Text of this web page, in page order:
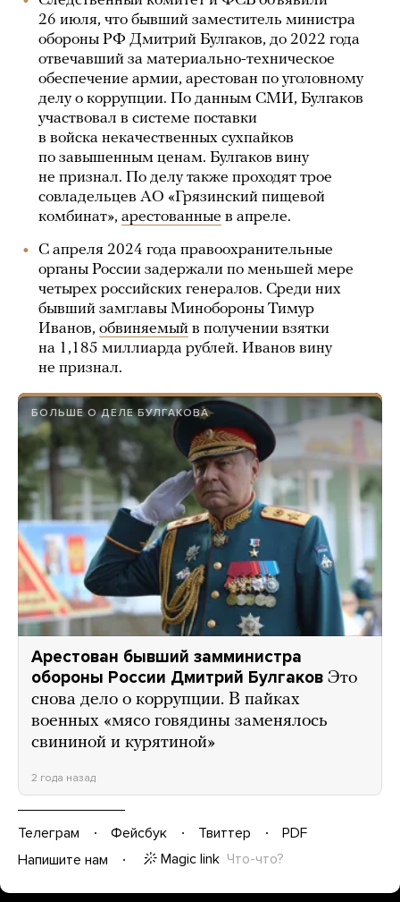
26 июля, что бывший заместитель министра
обороны РФ Дмитрий Булгаков, до 2022 года
отвечавший за материально-техническое
обеспечение армии, арестован по уголовному
делу о коррупции. По данным СМИ, Булгаков
участвовал в системе поставки
в войска некачественных сухпайков
по завышенным ценам. Булгаков вину
не признал. По делу также проходят трое
совладельцев АО «Грязинский пищевой
комбинат», арестованные в апреле.
С апреля 2024 года правоохранительные
органы России задержали по меньшей мере
четырех российских генералов. Среди них
бывший замглавы Минобороны Тимур
Иванов, обвиняемый в получении взятки
на 1,185 миллиарда рублей. Иванов вину
не признал.
БОЛЬШЕ О ДЕЛЕ БУЛГАКОВА
Арестован бывший замминистра
обороны России Дмитрий Булгаков Это
снова дело о коррупции. В пайках
военных «мясо говядины заменялось
свининой и курятиной»
2 года назад
Телеграм Фейсбук Твиттер
PDF
Напишите нам
Magic link Что-что?